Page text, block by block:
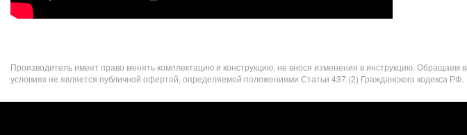
Производитель имеет право менять комплектацию и конструкцию, не внося изменения в инструкцию.
условиях не является публичной офертой, определяемой положениями Статьи 437 (2) Гражданского кодекса РФ.